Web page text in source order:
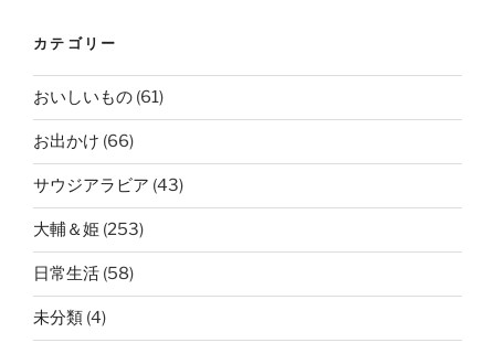
カテゴリー
おいしいもの (61)
お出かけ (66)
サウジアラビア (43)
大輔＆姫 (253)
日常生活 (58)
未分類 (4)